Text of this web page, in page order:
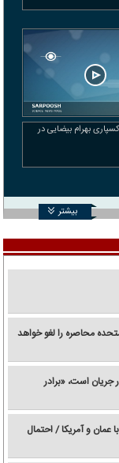
بهرام بیضایی در
بیشتر
محاصره را لغو خواهد
است، «برادر
عمان و آمریکا / احتمال